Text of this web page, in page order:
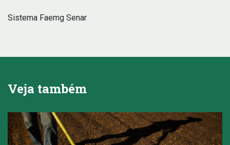
Sistema Faemg Senar
Veja também